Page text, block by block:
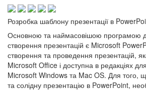
Розробка шаблону презентації в
Основною та наймасовішою програмою
створення презентацій є Microsoft
створення та проведення презентацій,
Microsoft Office і доступна в редакціях
Microsoft Windows та Mac OS. Для того,
та солідну презентацію в PowerPoint,